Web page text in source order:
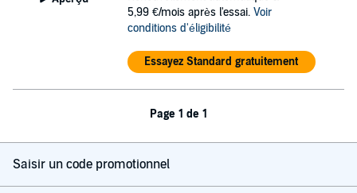
5,99 €/mois après l'essai. Voir
conditions d'éligibilité
Essayez Standard gratuitement
Page 1 de 1
Saisir un code promotionnel